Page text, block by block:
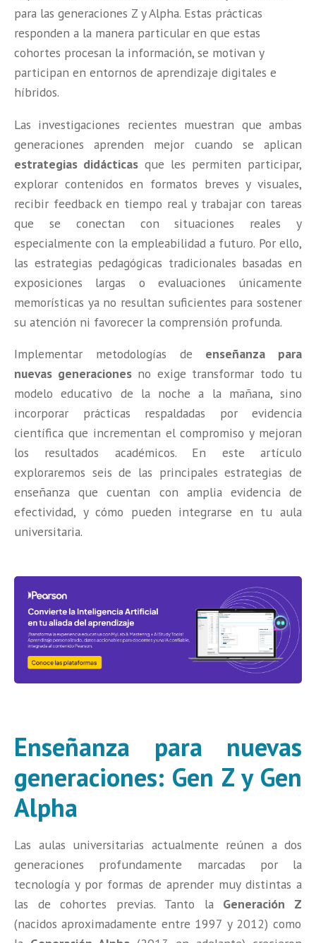
para las generaciones Z y Alpha. Estas prácticas
responden a la manera particular en que estas
cohortes procesan la información, se motivan y
participan en entornos de aprendizaje digitales e
híbridos.
Las investigaciones recientes muestran que ambas
generaciones aprenden mejor cuando se aplican
estrategias didácticas que les permiten participar,
explorar contenidos en formatos breves y visuales,
recibir feedback en tiempo real y trabajar con tareas
que se conectan con situaciones reales y
especialmente con la empleabilidad a futuro. Por ello,
las estrategias pedagógicas tradicionales basadas en
exposiciones largas o evaluaciones únicamente
memorísticas ya no resultan suficientes para sostener
su atención ni favorecer la comprensión profunda.
Implementar metodologías de enseñanza para
nuevas generacionesno exige transformar todo tu
modelo educativo de la noche a la mañana, sino
incorporar prácticas respaldadas por evidencia
científica que incrementan el compromiso y mejoran
los resultados académicos. En este artículo
exploraremos seis de las principales estrategias de
enseñanza que cuentan con amplia evidencia de
efectividad, y cómo pueden integrarse en tu aula
universitaria.
Enseñanza para nuevas
generaciones: Gen Z y Gen
Alpha
Las aulas universitarias actualmente reúnen a dos
generaciones profundamente marcadas por la
tecnología y por formas de aprender muy distintas a
las de cohortes previas. Tanto la Generación Z
(nacidos aproximadamente entre 1997 y 2012) como